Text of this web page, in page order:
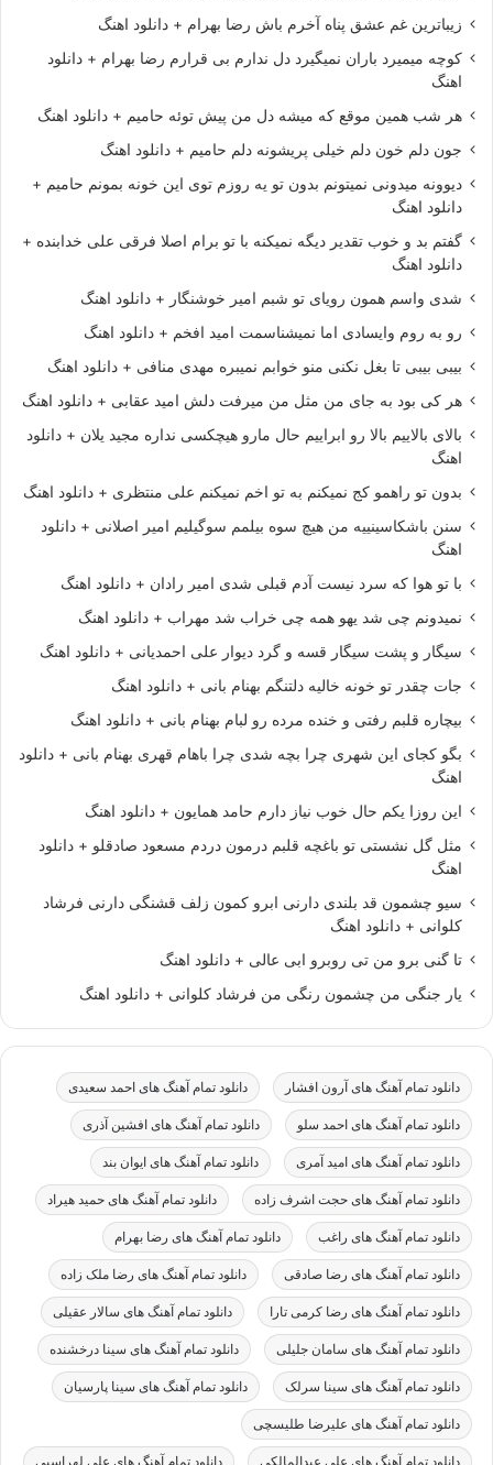
زیباترین غم عشق پناه آخرم باش رضا بهرام + دانلود اهنگ
کوچه میمیرد باران نمیگیرد دل ندارم بی قرارم رضا بهرام + دانلود
اهنگ
هر شب همین موقع که میشه دل من پیش توئه حامیم + دانلود اهنگ
جون دلم خون دلم خیلی پریشونه دلم حامیم + دانلود اهنگ
دیوونه میدونی نمیتونم بدون تو یه روزم توی این خونه بمونم حامیم +
دانلود اهنگ
گفتم بد و خوب تقدیر دیگه نمیکنه با تو برام اصلا فرقی علی خدابنده +
دانلود اهنگ
شدی واسم همون رویای تو شبم امیر خوشنگار + دانلود اهنگ
رو به روم وایسادی اما نمیشناسمت امید افخم + دانلود اهنگ
بیبی بیبی تا بغل نکنی منو خوابم نمیبره مهدی منافی + دانلود اهنگ
هر کی بود به جای من مثل من میرفت دلش امید عقابی + دانلود اهنگ
بالای بالاییم بالا رو ابراییم حال مارو هیچکسی نداره مجید یلان + دانلود
اهنگ
بدون تو راهمو کج نمیکنم به تو اخم نمیکنم علی منتظری + دانلود اهنگ
سنن باشکاسینییه من هیچ سوه بیلمم سوگیلیم امیر اصلانی + دانلود
اهنگ
با تو هوا که سرد نیست آدم قبلی شدی امیر رادان + دانلود اهنگ
نمیدونم چی شد یهو همه چی خراب شد مهراب + دانلود اهنگ
سیگار و پشت سیگار قسه و گرد دیوار علی احمدیانی + دانلود اهنگ
جات چقدر تو خونه خالیه دلتنگم بهنام بانی + دانلود اهنگ
بیچاره قلبم رفتی و خنده مرده رو لبام بهنام بانی + دانلود اهنگ
بگو کجای این شهری چرا بچه شدی چرا باهام قهری بهنام بانی + دانلود
اهنگ
این روزا یکم حال خوب نیاز دارم حامد همایون + دانلود اهنگ
مثل گل نشستی تو باغچه قلبم درمون دردم مسعود صادقلو + دانلود
اهنگ
سیو چشمون قد بلندی دارنی ابرو کمون زلف قشنگی دارنی فرشاد
کلوانی + دانلود اهنگ
تا گنی برو من تی روبرو ابی عالی + دانلود اهنگ
یار جنگی من چشمون رنگی من فرشاد کلوانی + دانلود اهنگ
دانلود تمام آهنگ های آرون افشار دانلود تمام آهنگ های احمد سعیدی
دانلود تمام آهنگ های احمد سلو دانلود تمام آهنگ های افشین آذری
دانلود تمام آهنگ های امید آمری دانلود تمام آهنگ های ایوان بند
دانلود تمام آهنگ های حجت اشرف زاده دانلود تمام آهنگ های حمید هیراد
دانلود تمام آهنگ های راغب دانلود تمام آهنگ های رضا بهرام
دانلود تمام آهنگ های رضا صادقی دانلود تمام آهنگ های رضا ملک زاده
دانلود تمام آهنگ های رضا کرمی تارا دانلود تمام آهنگ های سالار عقیلی
دانلود تمام آهنگ های سامان جلیلی دانلود تمام آهنگ های سینا درخشنده
دانلود تمام آهنگ های سینا سرلک دانلود تمام آهنگ های سینا پارسیان
دانلود تمام آهنگ های علیرضا طلیسچی
دانلود تمام آهنگ های علی عبدالمالکی دانلود تمام آهنگ های علی لهراسبی